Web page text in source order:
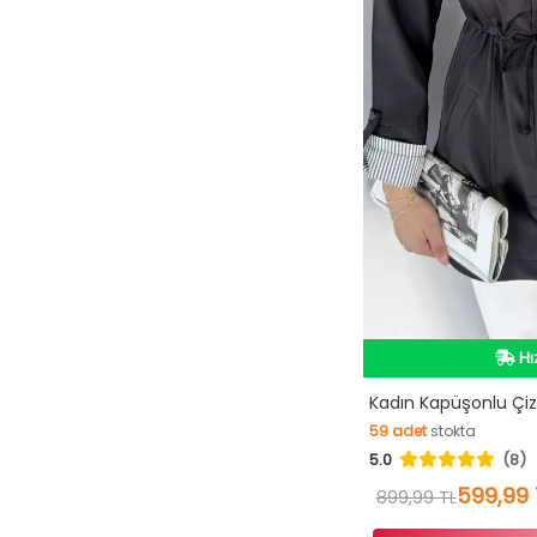
Kadın Kapüşonlu
59adetstokta
59adetstokta
5.0 (8)
899,99 TL599,99